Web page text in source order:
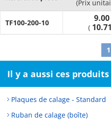
(Prix
TF100-200-10
(
1
Il y a aussi ces
Plaques de calage - Standard
Ruban de calage (boîte)